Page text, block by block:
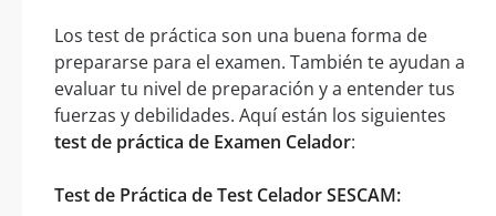
Los test de práctica son una buena forma de
prepararse para el examen. También te ayudan a
evaluar tu nivel de preparación y a entender tus
fuerzas y debilidades. Aquí están los siguientes
test de práctica de Examen Celador:
Test de Práctica de Test Celador SESCAM: